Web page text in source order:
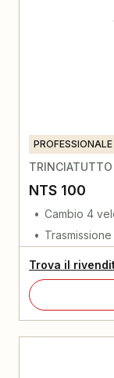
PROFESSIONALE
TRINCIATUTTO
NTS 100
Cambio 4
Trova il